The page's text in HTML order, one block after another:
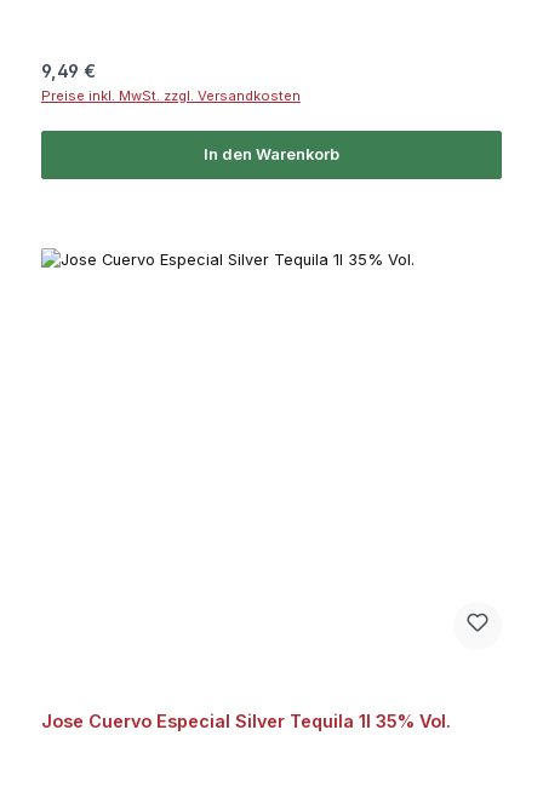
Regulärer Preis:
9,49 €
Preise inkl. MwSt. zzgl. Versandkosten
In den Warenkorb
Jose Cuervo Especial Silver Tequila 1l 35% Vol.